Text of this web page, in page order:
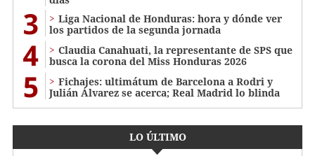
3
Liga Nacional de Honduras: hora y dónde ver
los partidos de la segunda jornada
4
Claudia Canahuati, la representante de SPS que
busca la corona del Miss Honduras 2026
5
Fichajes: ultimátum de Barcelona a Rodri y
Julián Álvarez se acerca; Real Madrid lo blinda
LO ÚLTIMO